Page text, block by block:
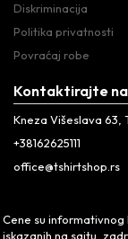
Diskriminacija
Politika privatnosti
Povraćaj robe
Kontaktirajte
Kneza Višeslava 63,
+38162625111
office@tshirtshop.rs
Cene su
iskazanih na sajtu,